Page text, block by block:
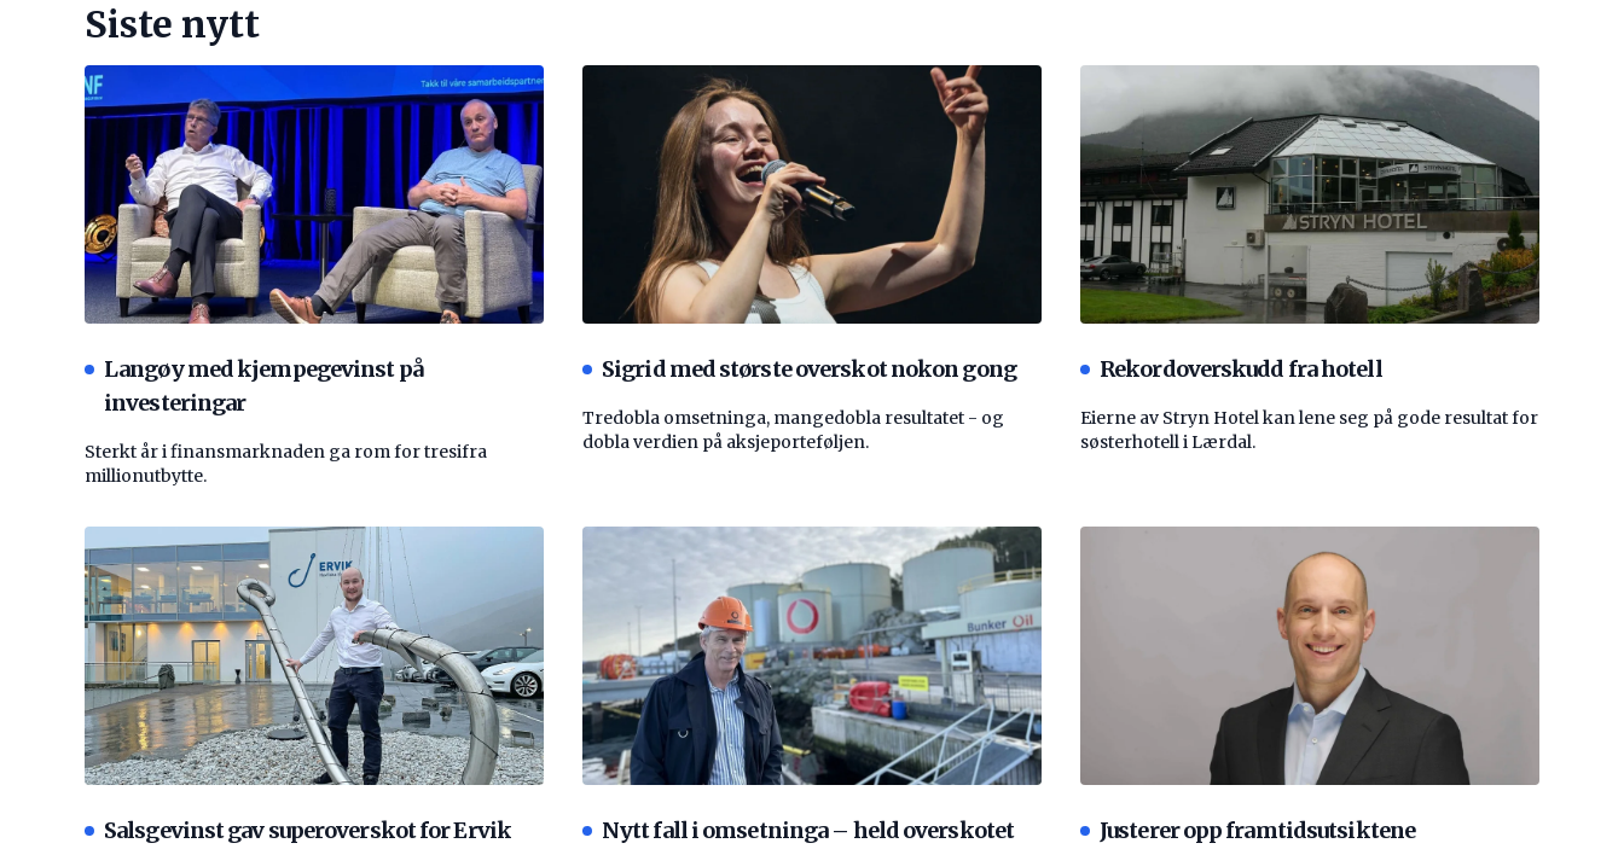
Siste nytt
Langøy med kjempegevinst på
investeringar
Sterkt år i finansmarknaden ga rom for tresifra
millionutbytte.
Sigrid med største overskot nokon gong
Tredobla omsetninga, mangedobla resultatet - og
dobla verdien på aksjeporteføljen.
Rekordoverskudd fra hotell
Eierne av Stryn Hotel kan lene seg på gode resultat for
søsterhotell i Lærdal.
Salsgevinst gav superoverskot for Ervik
Nytt fall i omsetninga – held overskotet
Justerer opp framtidsutsiktene